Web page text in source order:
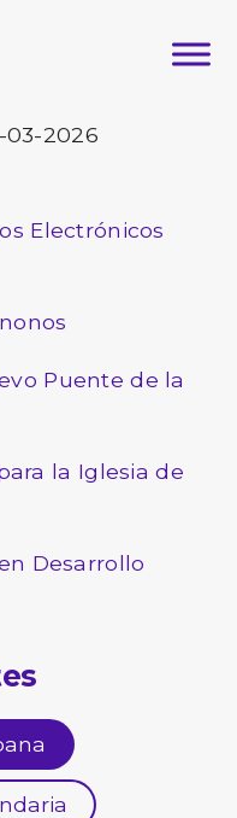
03-2026
Electrónicos
Puente de la
la Iglesia de
Desarrollo